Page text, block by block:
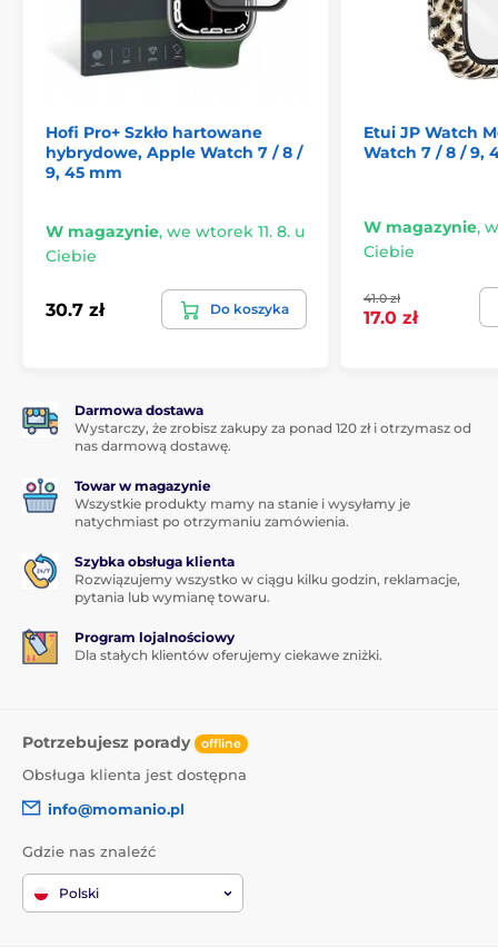
1 x etui JP Watch
Nie czekaj i zapewnij swojemu zegarowi to, co
i doskonałą ochronę, na którą zasługuje.
Hofi Pro+ Szkło hartowane
hybrydowe, Apple Watch 7 / 8 /
9, 45 mm
W magazynie, we wtorek 11. 8. u
Ciebie
30.7 zł Do koszyka
Etui JP Watch
Watch 7 / 8 / 9,
W magazynie,
Ciebie
41.0 zł
17.0 zł
Darmowa dostawa
Wystarczy, że zrobisz zakupy za ponad 120 zł i otrzymasz od
nas darmową dostawę.
Towar w magazynie
Wszystkie produkty mamy na stanie i wysyłamy je
natychmiast po otrzymaniu zamówienia.
Szybka obsługa klienta
Rozwiązujemy wszystko w ciągu kilku godzin, reklamacje,
pytania lub wymianę towaru.
Program lojalnościowy
Dla stałych klientów oferujemy ciekawe zniżki.
Potrzebujesz porady offline
Obsługa klienta jest dostępna
info@momanio.pl
Gdzie nas znaleźć
Polski